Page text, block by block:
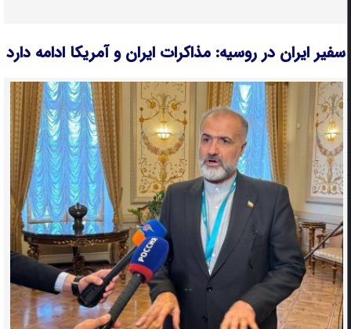
سفیر ایران در روسیه: مذاکرات ایران و آمریکا ادامه دارد